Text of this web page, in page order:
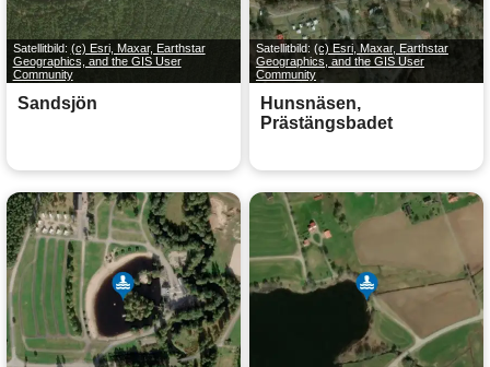
Satellitbild: (c) Esri, Maxar, Earthstar
Geographics, and the GIS User
Community
Sandsjön
Satellitbild: (c) Esri, Maxar, Earthstar
Geographics, and the GIS User
Community
Hunsnäsen,
Prästängsbadet